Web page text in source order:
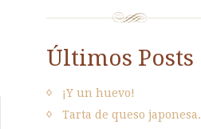
Últimos Posts
¡Y un huevo!
Tarta de queso japonesa.